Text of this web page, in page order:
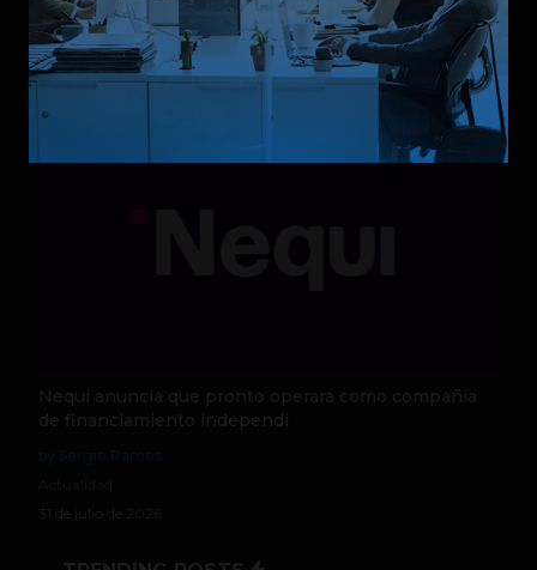
by Sergio Ramos
Actualidad
5 de agosto de 2026
Nequi anuncia que pronto operará como compañía
de financiamiento independi
31 de julio de 2026